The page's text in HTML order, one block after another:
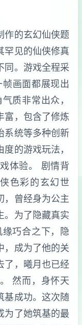
作的玄幻仙侠题
罕见的仙侠修真
同。游戏全程采
画面都展现出
质非常出众，
富，包含了修炼
系统等多种创新
的游戏玩法，
体验。 剧情背
色彩的玄幻世
，曾经身为公主
。为了隐藏真实
巧合之下，隐
，成为了他的关
了，曦月也已经
然而，身怀天
基成功。这次随
为了她筑基的最